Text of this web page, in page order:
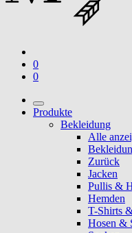
0
0
Produkte
Bekleidung
Alle
Zurück
Jacken
Pullis &
Hemden
T-Shirts
Hosen &